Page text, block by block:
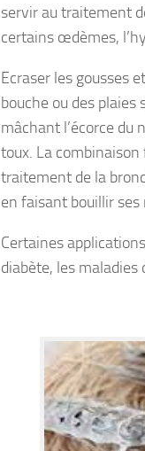
servir au traitement
certains œdèmes,
Ecraser les gousses
bouche ou des
mâchant l’écorce du
toux. La combinaison
traitement de la
en faisant bouillir ses
Certaines
diabète, les maladies